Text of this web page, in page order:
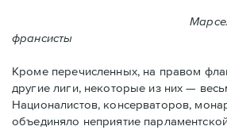
франсисты
Кроме перечисленных, на правом
другие лиги, некоторые из них —
Националистов, консерваторов,
объединяло неприятие